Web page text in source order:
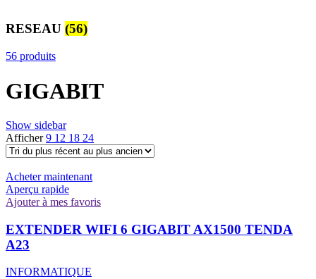
RESEAU (56)
56 produits
GIGABIT
Show sidebar
Afficher9 12 18 24
Acheter maintenant
Aperçu rapide
Ajouter à mes favoris
EXTENDER WIFI 6 GIGABIT AX1500 TENDA
A23
INFORMATIQUE